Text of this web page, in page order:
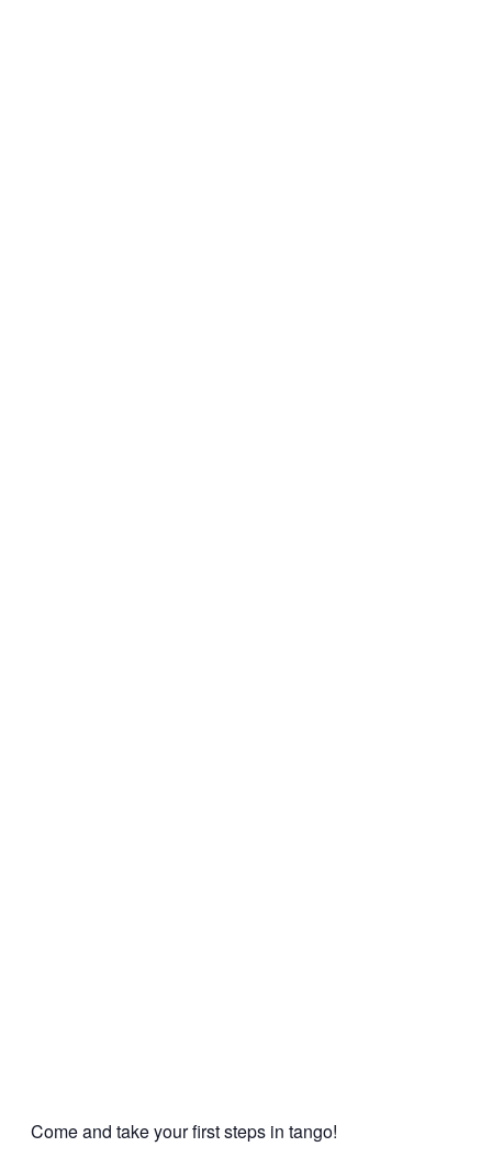
Come and take your first steps in tango!